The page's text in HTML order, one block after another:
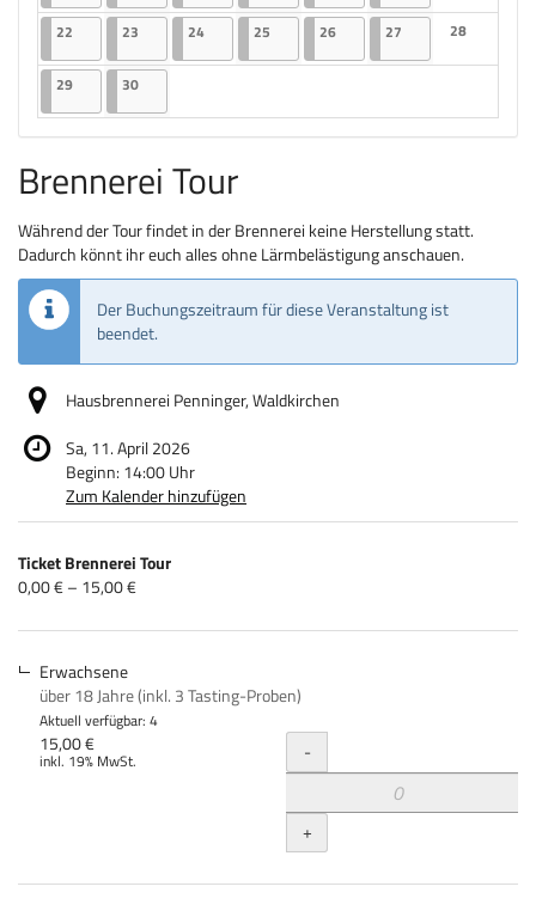
Keine
22 22.06.2026
2 Veranstaltungen
23 23.06.2026
2 Veranstaltungen
2424.06.2026
2 Veranstaltungen
25 25.06.2026
2 Veranstaltungen
2626.06.2026
2 Veranstaltungen
27 27.06.2026
2 Veranstaltungen
28
Keine
2929.06.2026
2 Veranstaltungen
3030.06.2026
2 Veranstaltungen
Brennerei Tour
Während der Tour findet in der Brennerei keine Herstellung statt.
Dadurch könnt ihr euch alles ohne Lärmbelästigung anschauen.
Der Buchungszeitraum für diese Veranstaltung ist
beendet.
Hausbrennerei Penninger, Waldkirchen
Sa, 11. April 2026
Beginn: 14:00Uhr
Zum Kalender hinzufügen
Produkte
Unkategorisierte
Produkte
Ticket Brennerei Tour
von
bis
0,00 € – 15,00 €
Erwachsene
über 18 Jahre (inkl. 3 Tasting-Proben)
Aktuell verfügbar: 4
15,00 €
inkl. 19% MwSt. Menge
-
+